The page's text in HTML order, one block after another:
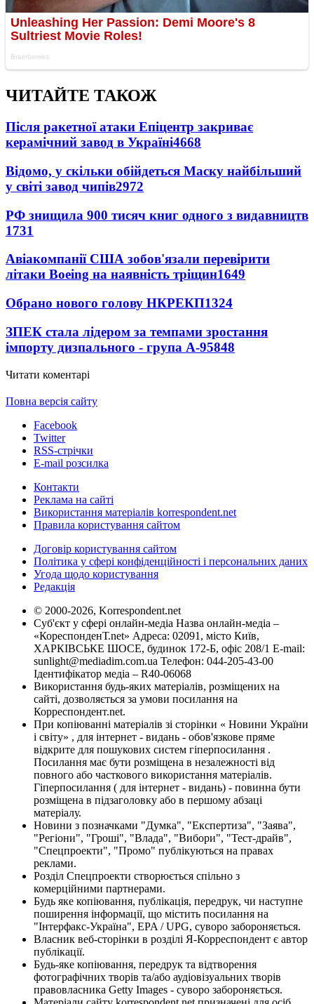
ЧИТАЙТЕ ТАКОЖ
Після ракетної атаки Епіцентр закриває
керамічний завод в Україні4668
Відомо, у скільки обійдеться Маску найбільший
у світі завод чипів2972
РФ знищила 900 тисяч книг одного з видавництв
1731
Авіакомпанії США зобов'язали перевірити
літаки Boeing на наявність тріщин1649
Обрано нового голову НКРЕКП1324
ЗПЕК стала лідером за темпами зростання
імпорту дизпального - група А-95848
Читати коментарі
Повна версія сайту
Facebook
Twitter
RSS-стрічки
E-mail розсилка
Контакти
Реклама на сайті
Використання матеріалів korrespondent.net
Правила користування сайтом
Договір користування сайтом
Політика у сфері конфіденційності і персональних даних
Угода щодо користування
Редакція
© 2000-2026, Korrespondent.net
Суб'єкт у сфері онлайн-медіа Назва онлайн-медіа –
«КореспонденТ.net» Адреса: 02091, місто Київ,
ХАРКІВСЬКЕ ШОСЕ, будинок 172-Б, офіс 208/1 E-mail:
sunlight@mediadim.com.ua Телефон: 044-205-43-00
Ідентифікатор медіа – R40-06068
Використання будь-яких матеріалів, розміщених на
сайті, дозволяється за умови посилання на
Корреспондент.net.
При копіюванні матеріалів зі сторінки « Новини України
і світу» , для інтернет - видань - обов'язкове пряме
відкрите для пошукових систем гіперпосилання .
Посилання має бути розміщена в незалежності від
повного або часткового використання матеріалів.
Гіперпосилання ( для інтернет - видань) - повинна бути
розміщена в підзаголовку або в першому абзаці
матеріалу.
Новини з позначками "Думка", "Експертиза", "Заява",
"Регіони", "Гроші", "Влада", "Вибори", "Тест-драйв",
"Спецпроекти", "Промо" публікуються на правах
реклами.
Розділ Спецпроекти створюється спільно з
комерційними партнерами.
Будь яке копіювання, публікація, передрук, чи наступне
поширення інформації, що містить посилання на
"Інтерфакс-Україна", EPA / UPG, суворо забороняється.
Власник веб-сторінки в розділі Я-Корреспондент є автор
публікації.
Будь-яке копіювання, передрук та відтворення
фотографічних творів та/або аудіовізуальних творів
правовласника Getty Images - суворо забороняється.